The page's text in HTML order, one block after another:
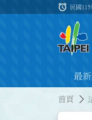
:::
alarm 民國
最
首頁